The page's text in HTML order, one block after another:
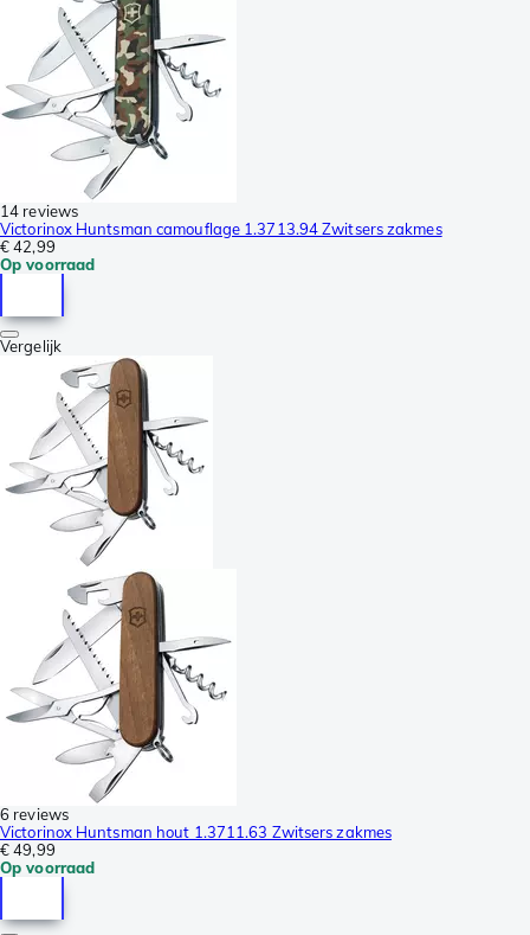
14 reviews
Victorinox Huntsman camouflage 1.3713.94 Zwitsers zakmes
€ 42,99
Op voorraad
Vergelijk
6 reviews
Victorinox Huntsman hout 1.3711.63 Zwitsers zakmes
€ 49,99
Op voorraad